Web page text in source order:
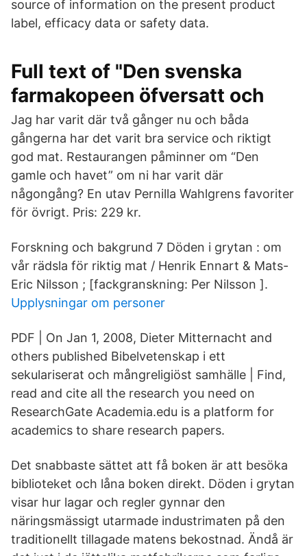
source of information on the present product
label, efficacy data or safety data.
Full text of "Den svenska
farmakopeen öfversatt och
Jag har varit där två gånger nu och båda
gångerna har det varit bra service och riktigt
god mat. Restaurangen påminner om “Den
gamle och havet” om ni har varit där
någongång? En utav Pernilla Wahlgrens favoriter
för övrigt. Pris: 229 kr.
Forskning och bakgrund 7 Döden i grytan : om
vår rädsla för riktig mat / Henrik Ennart & Mats-
Eric Nilsson ; [fackgranskning: Per Nilsson ].
Upplysningar om personer
PDF | On Jan 1, 2008, Dieter Mitternacht and
others published Bibelvetenskap i ett
sekulariserat och mångreligiöst samhälle | Find,
read and cite all the research you need on
ResearchGate Academia.edu is a platform for
academics to share research papers.
Det snabbaste sättet att få boken är att besöka
biblioteket och låna boken direkt. Döden i grytan
visar hur lagar och regler gynnar den
näringsmässigt utarmade industrimaten på den
traditionellt tillagade matens bekostnad. Ändå är